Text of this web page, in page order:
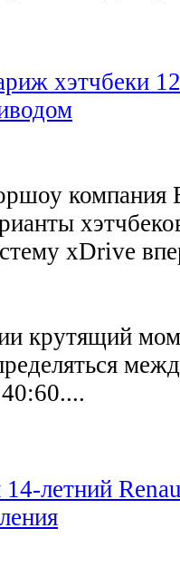
хэтчбеки
компания
xDrive
крутящий
14-летний